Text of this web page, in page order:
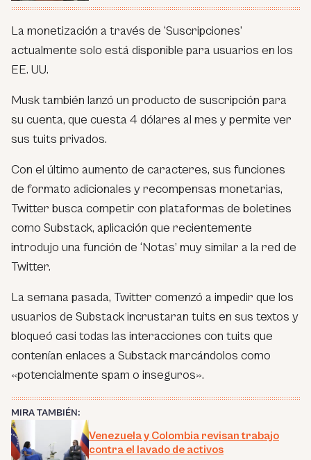
La monetización a través de ‘Suscripciones’
actualmente solo está disponible para usuarios en los
EE. UU.
Musk también lanzó un producto de suscripción para
su cuenta, que cuesta 4 dólares al mes y permite ver
sus tuits privados.
Con el último aumento de caracteres, sus funciones
de formato adicionales y recompensas monetarias,
Twitter busca competir con plataformas de boletines
como Substack, aplicación que recientemente
introdujo una función de ‘Notas’ muy similar a la red de
Twitter.
La semana pasada, Twitter comenzó a impedir que los
usuarios de Substack incrustaran tuits en sus textos y
bloqueó casi todas las interacciones con tuits que
contenían enlaces a Substack marcándolos como
«potencialmente spam o inseguros».
MIRA TAMBIÉN:
Venezuela y Colombia revisan trabajo
contra el lavado de activos